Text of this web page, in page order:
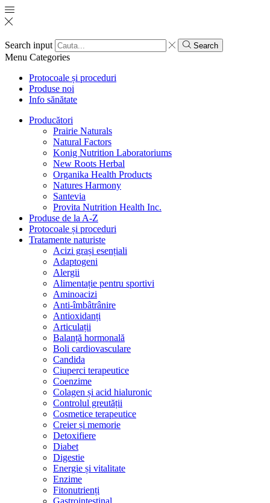
Search input Search
Menu Categories
Protocoale și proceduri
Produse noi
Info sănătate
Producători
Prairie Naturals
Natural Factors
Konig Nutrition Laboratoriums
New Roots Herbal
Organika Health Products
Natures Harmony
Santevia
Provita Nutrition Health Inc.
Produse de la A-Z
Protocoale și proceduri
Tratamente naturiste
Acizi grași esențiali
Adaptogeni
Alergii
Alimentație pentru sportivi
Aminoacizi
Anti-îmbâtrânire
Antioxidanți
Articulații
Balanță hormonală
Boli cardiovasculare
Candida
Ciuperci terapeutice
Coenzime
Colagen și acid hialuronic
Controlul greutății
Cosmetice terapeutice
Creier și memorie
Detoxifiere
Diabet
Digestie
Energie și vitalitate
Enzime
Fitonutrienți